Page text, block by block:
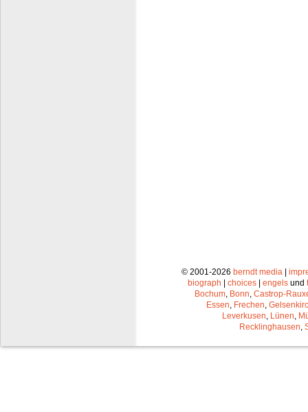
© 2001-2026 berndt media |
biograph | choices | engels und
Bochum Bonn Castrop-
Essen Frechen
Leverkusen Lünen
Recklinghausen